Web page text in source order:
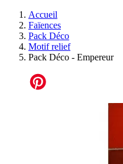
Accueil
Faïences
Pack Déco
Motif relief
Pack Déco - Empereur